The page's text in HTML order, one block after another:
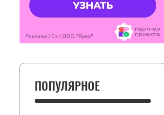
ПОПУЛЯРНОЕ